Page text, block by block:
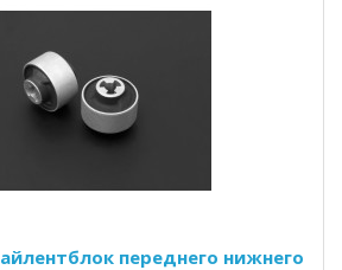
переднего нижнего